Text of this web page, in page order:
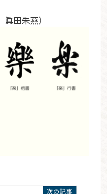
田朱燕）